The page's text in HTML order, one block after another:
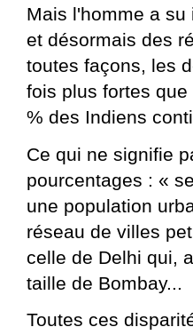
Mais l'homme a
et désormais des
toutes façons, les
fois plus fortes
% des Indiens
Ce qui ne signifie
pourcentages : «
une population
réseau de villes
celle de Delhi qui,
taille de Bombay...
Toutes ces